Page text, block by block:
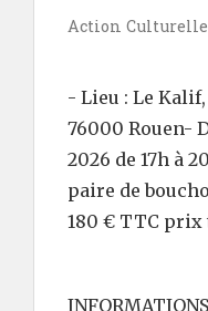
Action Culturelle
- Lieu : Le
76000 Rouen-
2026 de 17h à
paire de
180 € TTC
INFORMATIONS